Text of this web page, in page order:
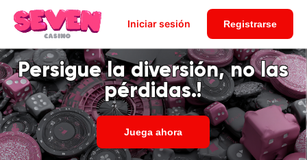
Iniciar sesión Registrarse
Persigue la diversión, no las
pérdidas.!
Juega ahora